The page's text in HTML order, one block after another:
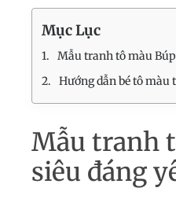
Mục Lục
Mẫu tranh tô màu Búp
Hướng dẫn bé tô màu
Mẫu tranh
siêu đáng